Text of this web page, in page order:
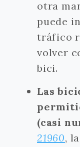
otra
puede
tráfico
volver
bici.
Las
(casi
21960,